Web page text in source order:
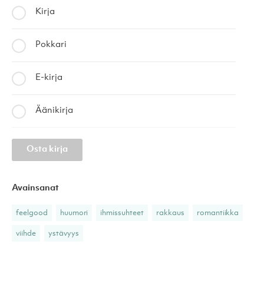
Kirja
Pokkari
E-kirja
Äänikirja
Osta kirja
Avainsanat
feelgood huumori ihmissuhteet rakkaus romantiikka
viihde ystävyys